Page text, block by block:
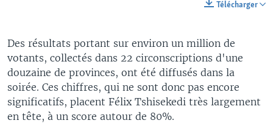
Télécharger
Des résultats portant sur environ un million de
votants, collectés dans 22 circonscriptions d'une
douzaine de provinces, ont été diffusés dans la
soirée. Ces chiffres, qui ne sont donc pas encore
significatifs, placent Félix Tshisekedi très largement
en tête, à un score autour de 80%.